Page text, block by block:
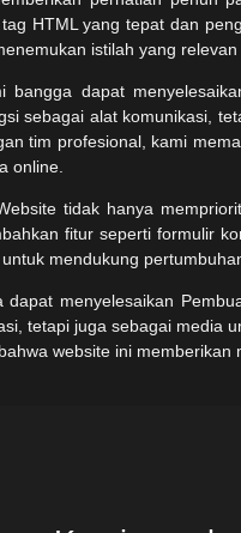
HTML yang tepat dan
istilah yang
tidak hanya
fitur seperti formulir
mendukung
dapat menyelesaikan
tetapi juga sebagai media
website ini